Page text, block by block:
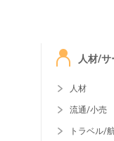
人材/サ
人材
流通/小売
トラベル/